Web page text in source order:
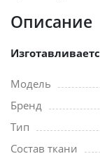
Описание
Модель
Бренд
Тип
Состав ткани